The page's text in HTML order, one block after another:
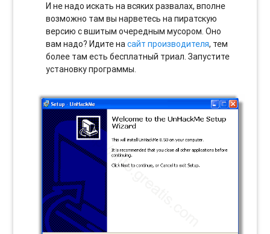
И не надо искать на всяких развалах, вполне
возможно там вы нарветесь на пиратскую
версию с вшитым очередным мусором. Оно
вам надо? Идите насайт производителя, тем
более там есть бесплатный триал. Запустите
установку программы.